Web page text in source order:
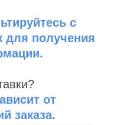
с
получения
от
заказа.